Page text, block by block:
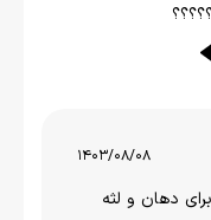
1403/08/08
گوجه سبز بدلیل داشتن ویتامین C برای دهان و لثه